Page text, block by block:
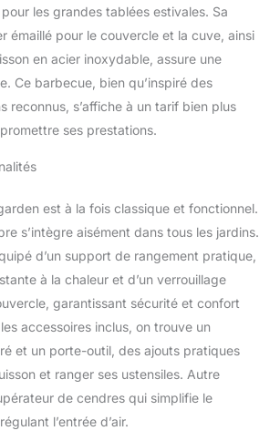
toutes vos grillades.
GRAND FORMAT 57 CM
PARFAIT POUR LES
GRANDES TABLÉES |
Avec sa large surface de
cuisson, ce barbecue
pour 8 à 12 personnes
en toute simplicité.
STABILITÉ OPTIMALE &
FACILITÉ DE
DÉPLACEMENT | Conçu
avec 4 pieds robustes et
barbecue à charbon sur
pieds assure une
excellente stabilité tout
en étant facile à déplacer
NOTICE CLAIRE EN
les grandes tablées estivales. Sa
émaillé pour le couvercle et la cuve, ainsi
en acier inoxydable, assure une
Ce barbecue, bien qu’inspiré des
reconnus, s’affiche à un tarif bien plus
ses prestations.
est à la fois classique et fonctionnel.
s’intègre aisément dans tous les jardins.
d’un support de rangement pratique,
à la chaleur et d’un verrouillage
garantissant sécurité et confort
accessoires inclus, on trouve un
et un porte-outil, des ajouts pratiques
et ranger ses ustensiles. Autre
de cendres qui simplifie le
l’entrée d’air.